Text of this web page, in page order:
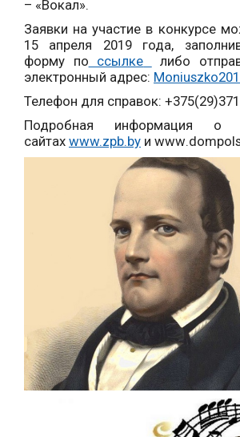
– «Вокал».
Заявки на участие в конкурсе
15 апреля 2019 года,
форму по ссылке
либо
электронный адрес: Moniuszko
Телефон для справок:
Подробная информация о
сайтах www.zpb.by и www.